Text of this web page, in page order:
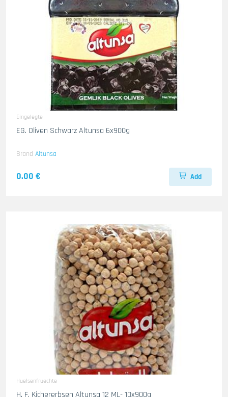
Eingelegte
EG. Oliven Schwarz Altunsa 6x900g
Brand Altunsa
0.00 € Add
Huelsenfruechte
H. F. Kichererbsen Altunsa 12 ML- 10x900g